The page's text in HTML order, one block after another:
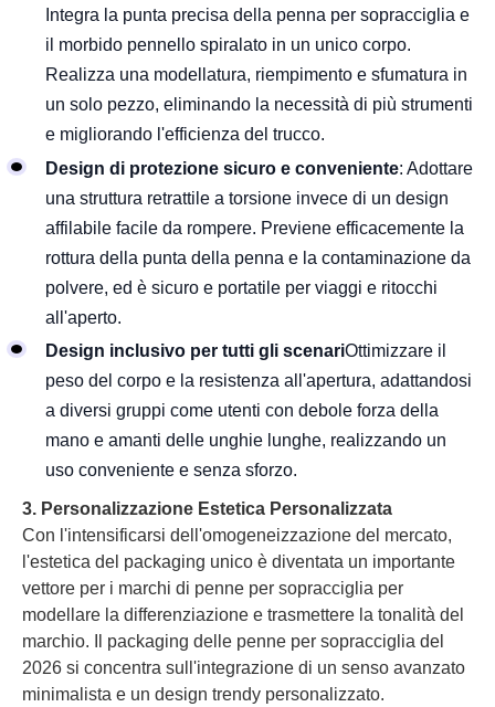
Integra la punta precisa della penna per sopracciglia e
il morbido pennello spiralato in un unico corpo.
Realizza una modellatura, riempimento e sfumatura in
un solo pezzo, eliminando la necessità di più strumenti
e migliorando l'efficienza del trucco.
Design di protezione sicuro e conveniente: Adottare
una struttura retrattile a torsione invece di un design
affilabile facile da rompere. Previene efficacemente la
rottura della punta della penna e la contaminazione da
polvere, ed è sicuro e portatile per viaggi e ritocchi
all'aperto.
Design inclusivo per tutti gli scenariOttimizzare il
peso del corpo e la resistenza all'apertura, adattandosi
a diversi gruppi come utenti con debole forza della
mano e amanti delle unghie lunghe, realizzando un
uso conveniente e senza sforzo.
3. Personalizzazione Estetica Personalizzata
Con l'intensificarsi dell'omogeneizzazione del mercato,
l'estetica del packaging unico è diventata un importante
vettore per i marchi di penne per sopracciglia per
modellare la differenziazione e trasmettere la tonalità del
marchio. Il packaging delle penne per sopracciglia del
2026 si concentra sull'integrazione di un senso avanzato
minimalista e un design trendy personalizzato.